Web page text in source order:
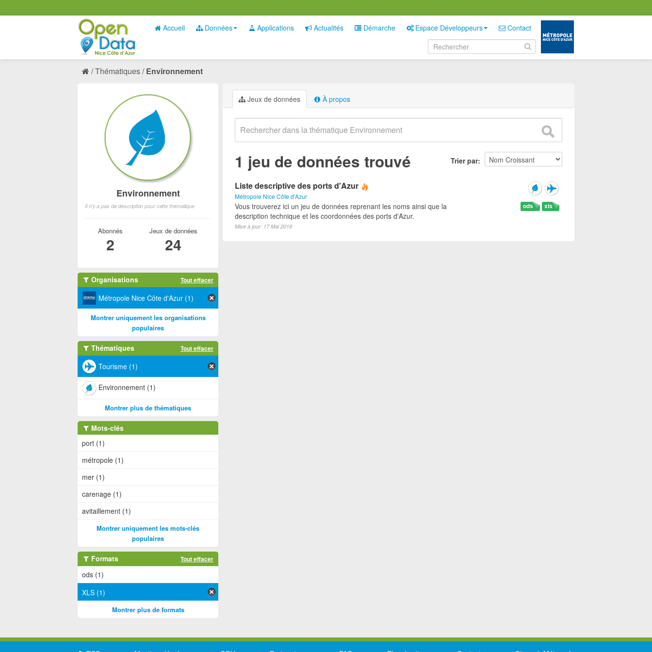
Accueil Données Applications Actualités Démarche Espace Développeurs Contact
Thématiques Environnement
Jeux de données À propos
Trier par
1 jeu de données trouvé
Liste descriptive des ports d'Azur
Métropole Nice Côte d'Azur
xls
ods
Vous trouverez ici un jeu de données reprenant les noms ainsi que la
description technique et les coordonnées des ports d'Azur.
Mise à jour: 17 Mai 2019
Environnement
Il n'y a pas de description pour cette thématique
Abonnés
2
Jeux de données
24
Organisations Tout effacer
Métropole Nice Côte d'Azur (1)
Montrer uniquement les organisations
populaires
Thématiques Tout effacer
Tourisme (1)
Environnement (1)
Montrer plus de thématiques
Mots-clés
port (1)
métropole (1)
mer (1)
carenage (1)
avitaillement (1)
Montrer uniquement les mots-clés
populaires
Formats Tout effacer
ods (1)
XLS (1)
Montrer plus de formats